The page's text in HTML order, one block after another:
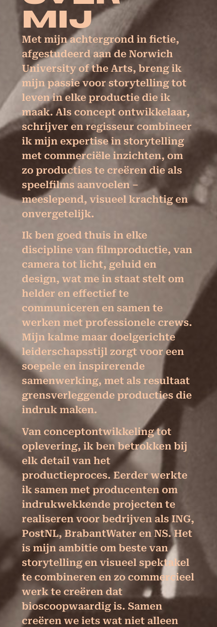
MIJ
Met mijn achtergrond in fictie,
afgestudeerd aan de Norwich
University of the Arts, breng ik
mijn passie voor storytelling tot
leven in elke productie die ik
maak. Als concept ontwikkelaar,
schrijver en regisseur combineer
ik mijn expertise in storytelling
met commerciële inzichten, om
zo producties te creëren die als
speelfilms aanvoelen –
meeslepend, visueel krachtig en
onvergetelijk.
Ik ben goed thuis in elke
discipline van filmproductie, van
camera tot licht, geluid en
design, wat me in staat stelt om
helder en effectief te
communiceren en samen te
werken met professionele crews.
Mijn kalme maar doelgerichte
leiderschapsstijl zorgt voor een
soepele en inspirerende
samenwerking, met als resultaat
grensverleggende producties die
indruk maken.
Van conceptontwikkeling tot
oplevering, ik ben betrokken bij
elk detail van het
productieproces. Eerder werkte
ik samen met producenten om
indrukwekkende projecten te
realiseren voor bedrijven als ING,
PostNL, BrabantWater en NS. Het
is mijn ambitie om beste van
storytelling en visueel spektakel
te combineren en zo commercieel
werk te creëren dat
bioscoopwaardig is. Samen
creëren we iets wat niet alleen